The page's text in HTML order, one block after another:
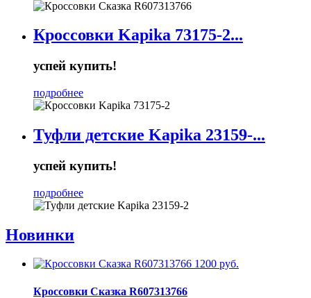
Кроссовки Kapika 73175-2...
успей купить!
подробнее
Туфли детские Kapika 23159-...
успей купить!
подробнее
Новинки
1200 руб.
Кроссовки Сказка R607313766